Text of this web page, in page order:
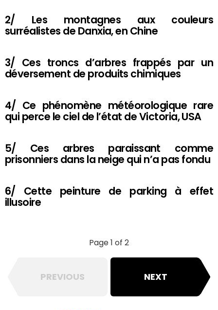
2/ Les montagnes aux couleurs
surréalistes de Danxia, en Chine
3/ Ces troncs d’arbres frappés par un
déversement de produits chimiques
4/ Ce phénomène météorologique rare
qui perce le ciel de l’état de Victoria, USA
5/ Ces arbres paraissant comme
prisonniers dans la neige qui n’a pas fondu
6/ Cette peinture de parking à effet
illusoire
Page 1 of 2
PREVIOUS NEXT